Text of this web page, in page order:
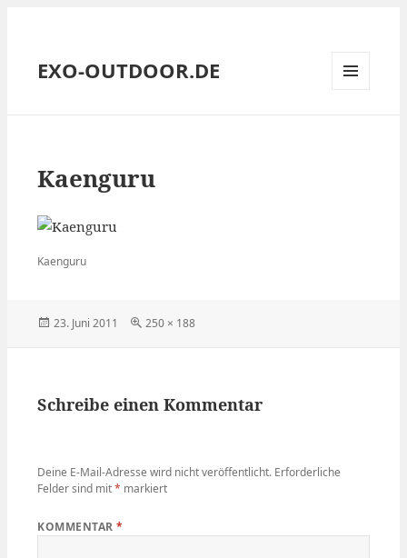
EXO-OUTDOOR.DE
Kaenguru
Kaenguru
Veröffentlicht
23. Juni 2011
Volle
250 × 188
Schreibe einen Kommentar
Deine E-Mail-Adresse wird nicht veröffentlicht. Erforderliche
Felder sind mit* markiert
KOMMENTAR*